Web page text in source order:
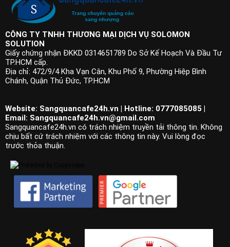
CÔNG TY TNHH THƯƠNG MẠI DỊCH VỤ SOLOMON
SOLUTION
Giấy chứng nhận ĐKKD 0314651789 Do Sở Kế Hoạch Và Đầu Tư
TP.HCM cấp.
Địa chỉ: 472/9/4 Kha Vạn Cân, Khu Phố 9, Phường Hiệp Bình
Chánh, Quận Thủ Đức, TP.HCM
Website: Sangquancafe24h.vn | Hotline: 0777085085 |
Email: Sangquancafe24h.vn@gmail.com
Sangquancafe24h.vn có trách nhiệm truyền tải thông tin. Không
chịu bất cứ trách nhiệm với các thông tin này. Vui lòng đọc
trước thỏa thuận.